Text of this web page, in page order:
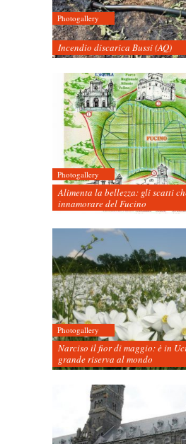
Photogallery
Incendio discarica Bussi (AQ)
Photogallery
Alimenta la bellezza: gli scatti
innamorare del Fucino
Photogallery
Narciso il fior di maggio: è in
grande riserva al mondo